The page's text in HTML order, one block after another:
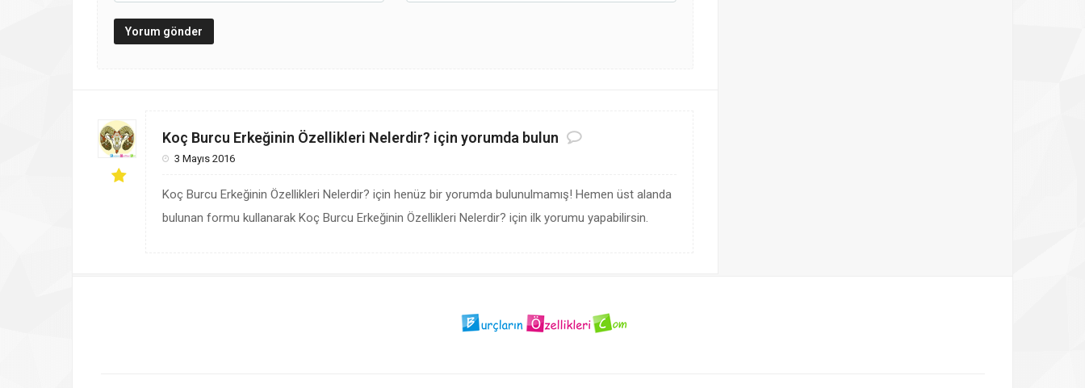
Koç Burcu Erkeğinin Özellikleri Nelerdir? için yorumda bulun
3 Mayıs 2016
Koç Burcu Erkeğinin Özellikleri Nelerdir? için henüz bir yorumda bulunulmamış! Hemen üst alanda
bulunan formu kullanarak Koç Burcu Erkeğinin Özellikleri Nelerdir? için ilk yorumu yapabilirsin.